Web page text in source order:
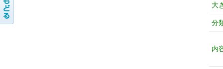
大
分
内